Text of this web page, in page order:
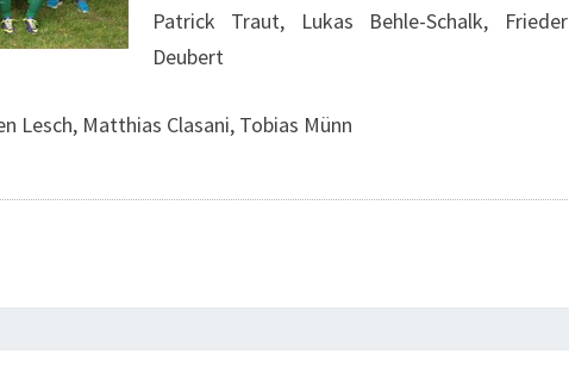
Patrick Traut, Lukas Behle-Schalk, Frieder
Deubert
Lesch, Matthias Clasani, Tobias Münn